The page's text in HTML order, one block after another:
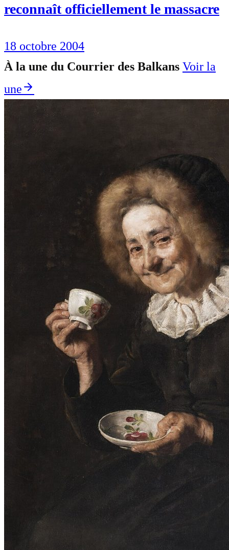
reconnaît officiellement le massacre
18 octobre 2004
À la une du Courrier des Balkans Voir la
une